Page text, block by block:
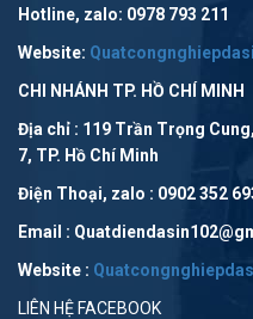
Hotline, zalo: 0978 793 211
Website:
CHI NHÁNH TP. HỒ CHÍ MINH
Địa chỉ : 119 Trần Trọng
7, TP. Hồ Chí Minh
Điện Thoại, zalo : 0902 352
Email :
Website :
LIÊN HỆ FACEBOOK